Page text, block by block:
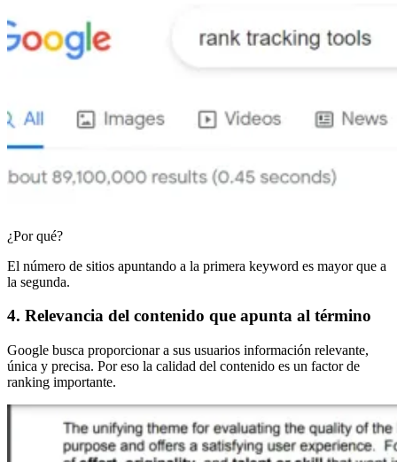
¿Por qué?
El número de sitios apuntando a la primera keyword es mayor que a
la segunda.
4. Relevancia del contenido que apunta al término
Google busca proporcionar a sus usuarios información relevante,
única y precisa. Por eso la calidad del contenido es un factor de
ranking importante.